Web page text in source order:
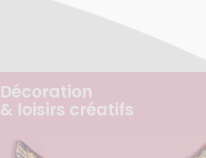
Décoration
& loisirs créatifs